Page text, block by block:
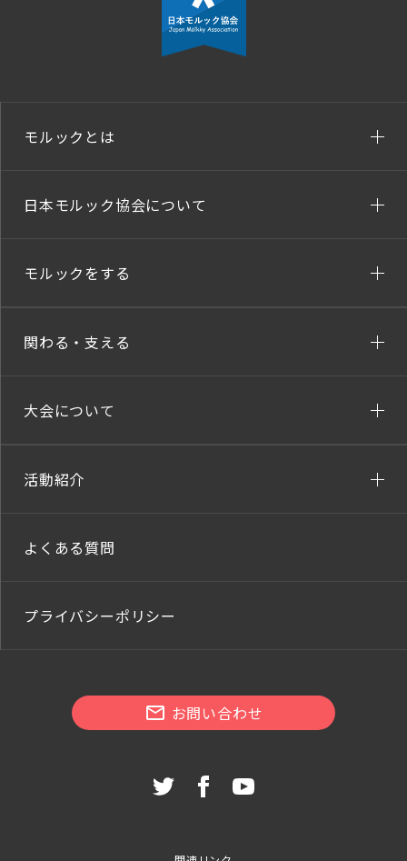
モルックとは
日本モルック協会について
モルックをする
関わる・支える
大会について
活動紹介
よくある質問
プライバシーポリシー
お問い合わせ